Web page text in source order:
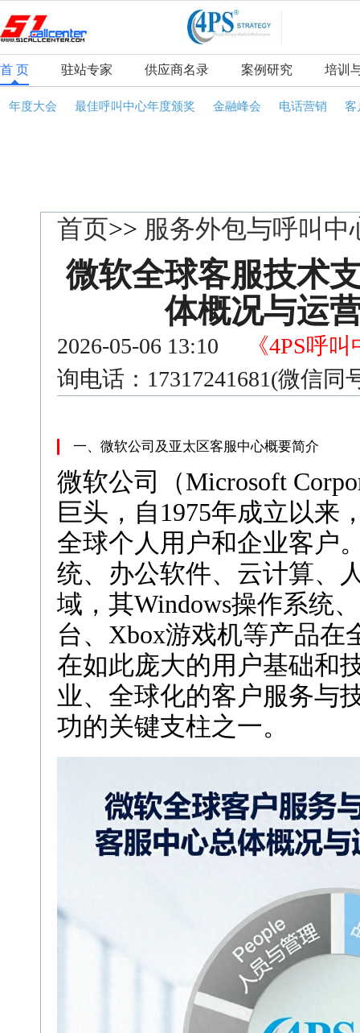
首 页 驻站专家 供应商名录 案例研究 培训
年度大会 最佳呼叫中心年度颁奖 金融峰会 电话营销 客
首页>> 服务外包与呼叫中
微软全球客服技术
体概况与运
2026-05-06 13:10
《4PS呼
询电话：17317241681(微信
一、微软公司及亚太区客服中心概要简介
微软公司（Microsoft
巨头，自1975年成立以来
全球个人用户和企业客户
统、办公软件、云计算、
域，其Windows操作系统
台、Xbox游戏机等产品在
在如此庞大的用户基础和
业、全球化的客户服务与
功的关键支柱之一。